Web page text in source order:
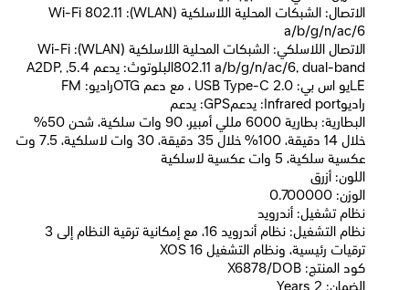
الاتصال: الشبكات المحلية اللاسلكية (WLAN): Wi-Fi 802.11
a/b/g/n/ac/6
الاتصال اللاسلكي: الشبكات المحلية اللاسلكية (WLAN): Wi-Fi
802.11 a/b/g/n/ac/6, dual-bandالبلوتوث: يدعم 5.4, A2DP,
LEيو اس بي: USB Type-C 2.0 ، مع دعم OTGراديو: FM
راديوInfrared port: يدعمGPS: يدعم
البطارية: بطارية 6000 مللي أمبير، 90 وات سلكية، شحن 50%
خلال 14 دقيقة، 100% خلال 35 دقيقة، 30 وات لاسلكية، 7.5 وت
عكسية سلكية، 5 وات عكسية لاسلكية
اللون: أزرق
الوزن: 0.700000
نظام تشغيل: أندرويد
نظام التشغيل: نظام أندرويد 16، مع إمكانية ترقية النظام إلى 3
ترقيات رئيسية، ونظام التشغيل XOS 16
كود المنتج: X6878/DOB